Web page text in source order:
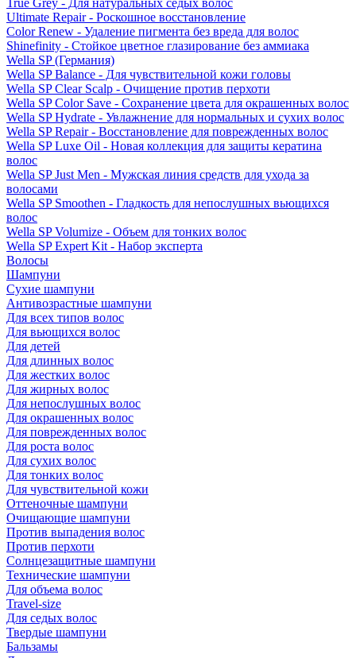
True Grey - Для натуральных седых волос
Ultimate Repair - Роскошное восстановление
Color Renew - Удаление пигмента без вреда для волос
Shinefinity - Стойкое цветное глазирование без аммиака
Wella SP (Германия)
Wella SP Balance - Для чувствительной кожи головы
Wella SP Clear Scalp - Очищение против перхоти
Wella SP Color Save - Сохранение цвета для окрашенных волос
Wella SP Hydrate - Увлажнение для нормальных и сухих волос
Wella SP Repair - Восстановление для поврежденных волос
Wella SP Luxe Oil - Новая коллекция для защиты кератина
волос
Wella SP Just Men - Мужская линия средств для ухода за
волосами
Wella SP Smoothen - Гладкость для непослушных вьющихся
волос
Wella SP Volumize - Объем для тонких волос
Wella SP Expert Kit - Набор эксперта
Волосы
Шампуни
Сухие шампуни
Антивозрастные шампуни
Для всех типов волос
Для вьющихся волос
Для детей
Для длинных волос
Для жестких волос
Для жирных волос
Для непослушных волос
Для окрашенных волос
Для поврежденных волос
Для роста волос
Для сухих волос
Для тонких волос
Для чувствительной кожи
Оттеночные шампуни
Очищающие шампуни
Против выпадения волос
Против перхоти
Солнцезащитные шампуни
Технические шампуни
Для объема волос
Travel-size
Для седых волос
Твердые шампуни
Бальзамы